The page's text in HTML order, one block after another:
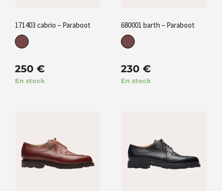
171403 cabrio – Paraboot
250 €
En stock
680001 barth – Paraboot
230 €
En stock